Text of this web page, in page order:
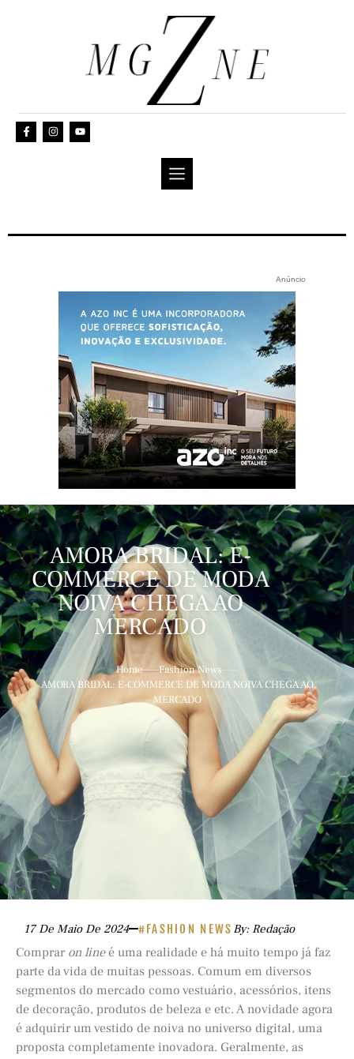
Anúncio
AMORA BRIDAL: E-
COMMERCE DE MODA
NOIVA CHEGA AO
MERCADO
Home
Fashion News
AMORA BRIDAL: E-COMMERCE DE MODA NOIVA CHEGA AO
MERCADO
17 De Maio De 2024 #FASHION NEWS By: Redação
Comprar on lineé uma realidade e há muito tempo já faz
parte da vida de muitas pessoas. Comum em diversos
segmentos do mercado como vestuário, acessórios, itens
de decoração, produtos de beleza e etc. A novidade agora
é adquirir um vestido de noiva no universo digital, uma
proposta completamente inovadora. Geralmente, as